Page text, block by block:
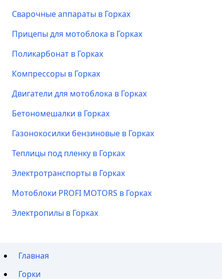
Сварочные аппараты в Горках
Прицепы для мотоблока в Горках
Поликарбонат в Горках
Компрессоры в Горках
Двигатели для мотоблока в Горках
Бетономешалки в Горках
Газонокосилки бензиновые в Горках
Теплицы под пленку в Горках
Электротранспорты в Горках
Мотоблоки PROFI MOTORS в Горках
Электропилы в Горках
Главная
Горки